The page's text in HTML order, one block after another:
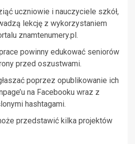
uczniowie i nauczyciele szkół,
lekcję z wykorzystaniem
znamtenumery.pl.
powinny edukować seniorów
przed oszustwami.
poprzez opublikowanie ich
na Facebooku wraz z
hashtagami.
przedstawić kilka projektów